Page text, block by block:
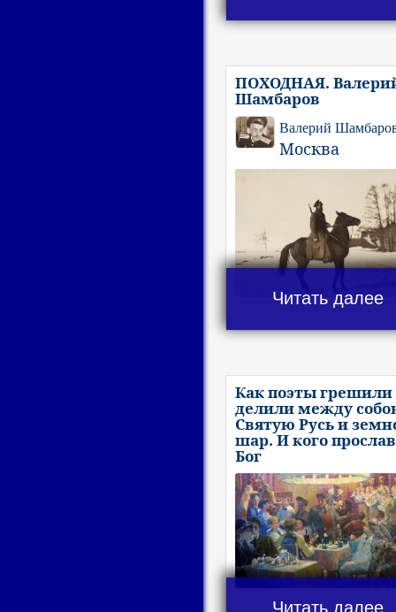
ПОХОДНАЯ.
Шамбаров
Валерий
Москва
Читать далее
Как поэты грешили
делили между
Святую Русь и
шар. И кого
Бог
Читать далее